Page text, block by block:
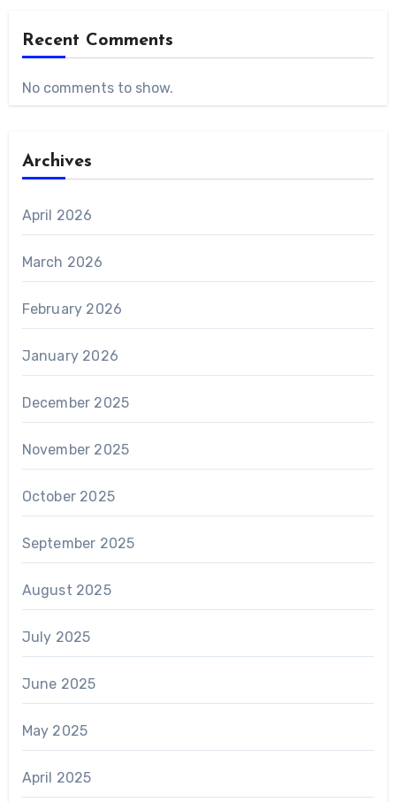
Recent Comments
No comments to show.
Archives
April 2026
March 2026
February 2026
January 2026
December 2025
November 2025
October 2025
September 2025
August 2025
July 2025
June 2025
May 2025
April 2025